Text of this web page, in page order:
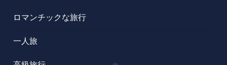
ロマンチックな旅行
一人旅